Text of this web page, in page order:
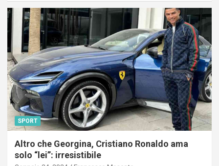
SPORT
Altro che Georgina, Cristiano Ronaldo ama
solo “lei”: irresistibile